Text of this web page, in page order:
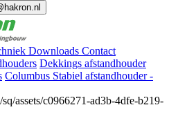
Downloads Contact
Dekkings afstandhouder
Columbus Stabiel afstandhouder -